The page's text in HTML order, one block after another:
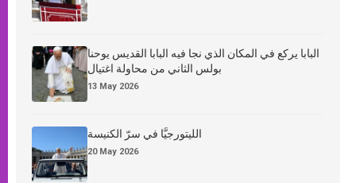
البابا يركع في المكان الذي نجا فيه البابا القديس يوحنا
بولس الثاني من محاولة اغتيال
13 May 2026
الليتورجيَّا في سرّ الكنيسة
20 May 2026